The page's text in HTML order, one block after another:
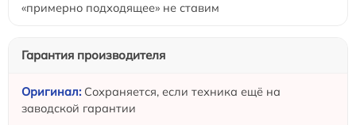
«примерно подходящее» не ставим
Гарантия производителя
Сохраняется, если техника ещё на
заводской гарантии